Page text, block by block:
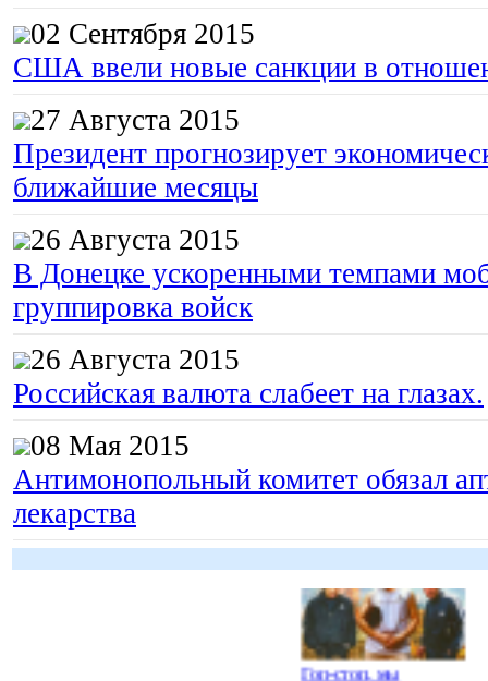
02 Сентября 2015
США ввели новые санкции в
27 Августа 2015
Президент прогнозирует
ближайшие месяцы
26 Августа 2015
В Донецке ускоренными темпами
группировка войск
26 Августа 2015
Российская валюта слабеет на глазах.
08 Мая 2015
Антимонопольный комитет обязал
лекарства
Гоп-стоп, мы